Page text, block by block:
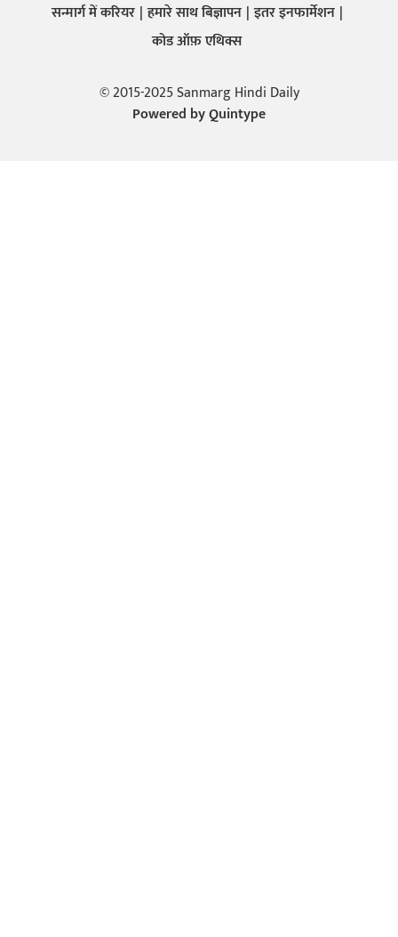
सन्मार्ग में करियर हमारे साथ बिज्ञापन इतर इनफार्मेशन
कोड ऑफ़ एथिक्स
© 2015-2025 Sanmarg Hindi Daily
Powered byQuintype